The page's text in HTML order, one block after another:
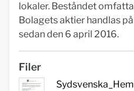
lokaler. Beståndet
Bolagets aktier handlas
sedan den 6 april 2016.
Filer